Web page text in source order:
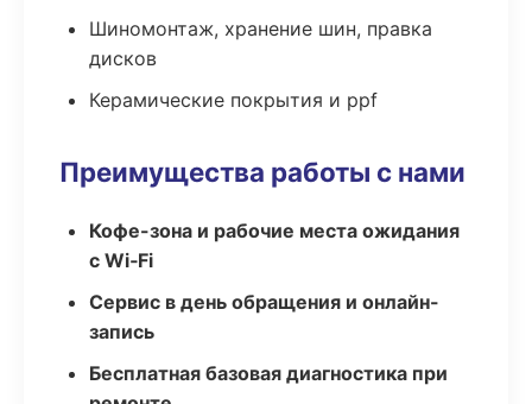
Шиномонтаж, хранение шин, правка
дисков
Керамические покрытия и ppf
Преимущества работы с нами
Кофе-зона и рабочие места ожидания
с Wi‑Fi
Сервис в день обращения и онлайн-
запись
Бесплатная базовая диагностика при